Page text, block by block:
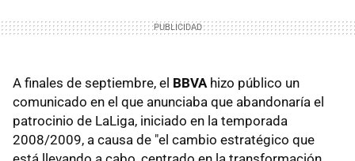
A finales de septiembre, el BBVAhizo público un
comunicado en el que anunciaba que abandonaría el
patrocinio de LaLiga, iniciado en la temporada
2008/2009, a causa de "el cambio estratégico que